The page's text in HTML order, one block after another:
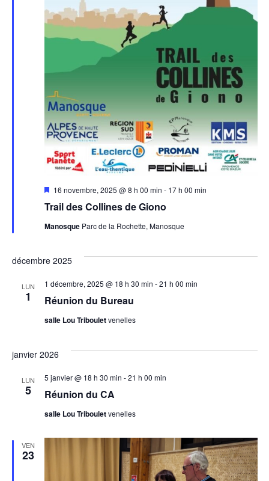
Trail des Collines de Giono
Mis
avant
16 novembre, 2025 @ 8 h 00 min - 17 h 00 min
Manosque Parc de la Rochette, Manosque
décembre 2025
LUN
1 Réunion du Bureau
1 décembre, 2025 @ 18 h 30 min -21 h 00 min
salle Lou Tribouletvenelles
janvier 2026
LUN
5 Réunion du CA
5 janvier @ 18 h 30 min -21 h 00 min
salle Lou Tribouletvenelles
VEN
23